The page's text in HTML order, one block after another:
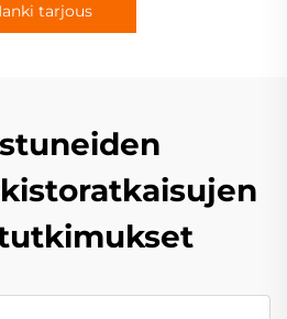
tarjous